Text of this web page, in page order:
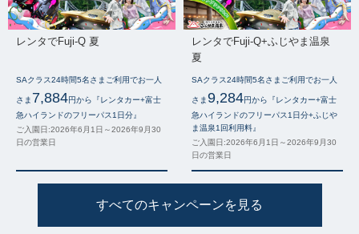
レンタでFuji-Q 夏
SAクラス24時間5名さまご利用でお一人
さま 7,884円から『レンタカー+富士
急ハイランドのフリーパス1日分』
ご入園日:2026年6月1日～2026年9月30
日の営業日
レンタでFuji-Q+ふじやま温泉
夏
SAクラス24時間5名さまご利用でお一人
さま9,284円から『レンタカー+富士
急ハイランドのフリーパス1日分+ふじや
ま温泉1回利用料』
ご入園日:2026年6月1日～2026年9月30
日の営業日
すべてのキャンペーンを見る